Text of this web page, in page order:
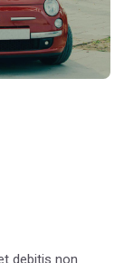
debitis non